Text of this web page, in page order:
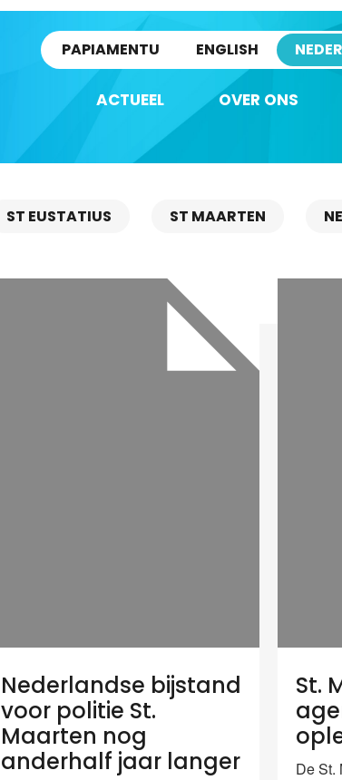
PAPIAMENTU ENGLISH
ACTUEEL OVER ONS
ST EUSTATIUS ST MAARTEN
Nederlandse bijstand
voor politie St.
Maarten nog
anderhalf jaar langer
St.
De St.